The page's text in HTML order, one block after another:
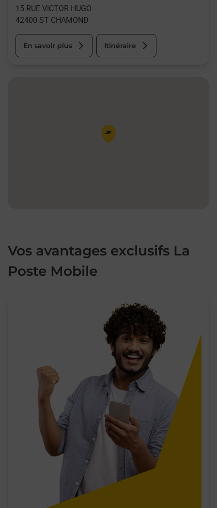
15 RUE VICTOR HUGO
42400 ST CHAMOND
En savoir plus Itinéraire
Pin de la carte
Vos avantages exclusifs La
Poste Mobile